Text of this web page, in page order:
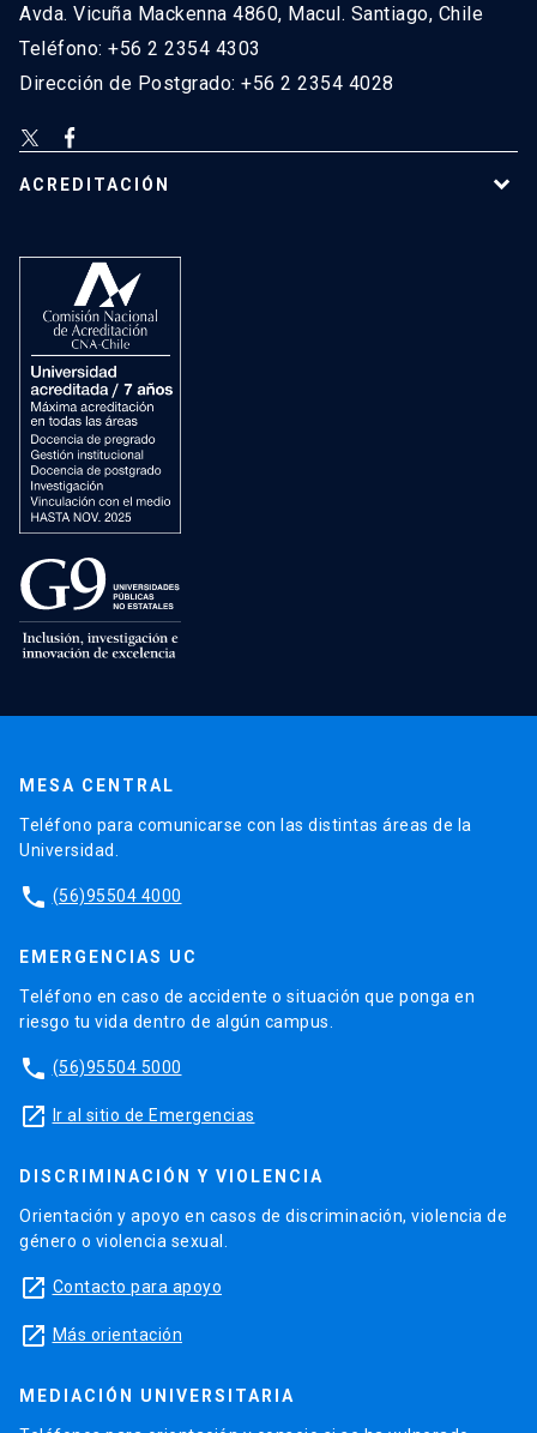
Avda. Vicuña Mackenna 4860, Macul. Santiago, Chile
Teléfono: +56 2 2354 4303
Dirección de Postgrado: +56 2 2354 4028
ACREDITACIÓN
MESA CENTRAL
Teléfono para comunicarse con las distintas áreas de la
Universidad.
phone (56)95504 4000
EMERGENCIAS UC
Teléfono en caso de accidente o situación que ponga en
riesgo tu vida dentro de algún campus.
phone (56)95504 5000
launch Ir al sitio de Emergencias
DISCRIMINACIÓN Y VIOLENCIA
Orientación y apoyo en casos de discriminación, violencia de
género o violencia sexual.
launch Contacto para apoyo
launch Más orientación
MEDIACIÓN UNIVERSITARIA